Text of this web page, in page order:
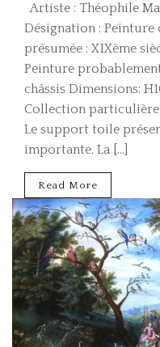
Artiste : Théophile
Désignation :
présumée : XIXème
Peinture
châssis Dimensions:
Collection particulière
Le support toile
importante. La […]
Read More